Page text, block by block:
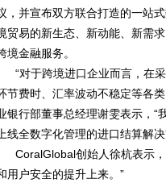
，并宣布双方联合打造的一站
贸易的新生态、新动能、新需
境金融服务。
“对于跨境进口企业而言，在
节费时、汇率波动不稳定等各
银行部董事总经理谢雯表示，“
上线全数字化管理的进口结算解
CoralGlobal创始人徐杭表示，
用户安全的提升上来。 ”